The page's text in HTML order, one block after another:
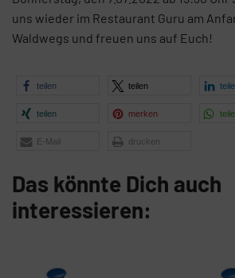
uns wieder im Restaurant Guru am
Waldwegs und freuen uns auf Euch!
teilen teilen
teilen merken
E-Mail drucken
Das könnte Dich auch
interessieren: